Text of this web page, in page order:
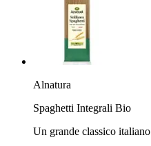
Alnatura
Spaghetti Integrali Bio
Un grande classico italiano